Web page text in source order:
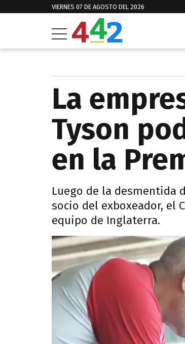
VIERNES 07 DE AGOSTO DEL 2026
La
Tyson
en la
Luego de la desmentida
socio del exboxeador, el
equipo de Inglaterra.